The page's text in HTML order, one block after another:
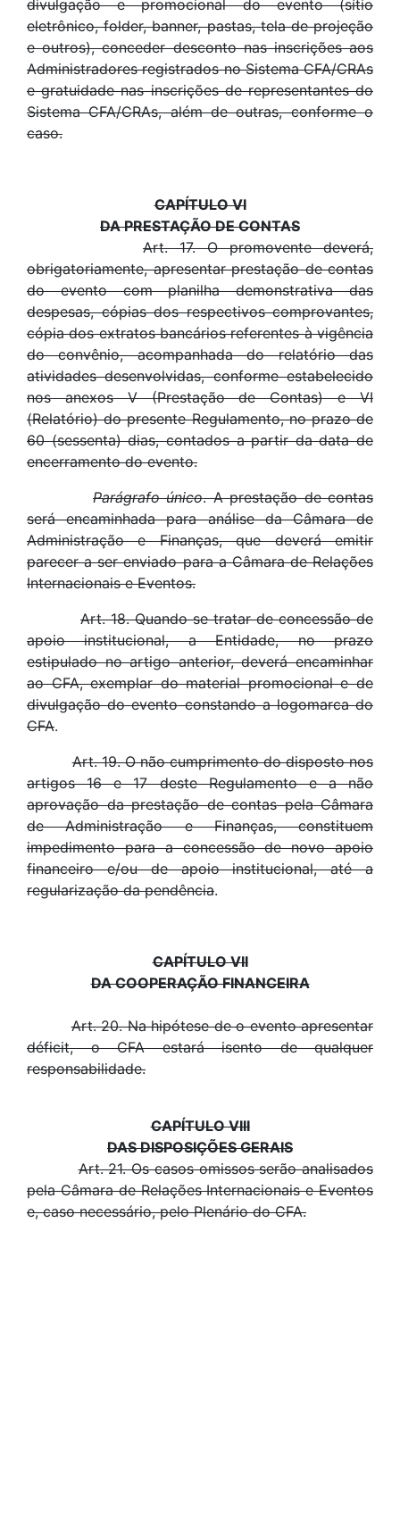
divulgação e promocional do evento (sítio
eletrônico, folder, banner, pastas, tela de projeção
e outros), conceder desconto nas inscrições aos
Administradores registrados no Sistema CFA/CRAs
e gratuidade nas inscrições de representantes do
Sistema CFA/CRAs, além de outras, conforme o
caso.
CAPÍTULO VI
DA PRESTAÇÃO DE CONTAS
Art. 17. O promovente deverá,
obrigatoriamente, apresentar prestação de contas
do evento com planilha demonstrativa das
despesas, cópias dos respectivos comprovantes,
cópia dos extratos bancários referentes à vigência
do convênio, acompanhada do relatório das
atividades desenvolvidas, conforme estabelecido
nos anexos V (Prestação de Contas) e VI
(Relatório) do presente Regulamento, no prazo de
60 (sessenta) dias, contados a partir da data de
encerramento do evento.
Parágrafo único. A prestação de contas
será encaminhada para análise da Câmara de
Administração e Finanças, que deverá emitir
parecer a ser enviado para a Câmara de Relações
Internacionais e Eventos.
Art. 18. Quando se tratar de concessão de
apoio institucional, a Entidade, no prazo
estipulado no artigo anterior, deverá encaminhar
ao CFA, exemplar do material promocional e de
divulgação do evento constando a logomarca do
CFA.
Art. 19. O não cumprimento do disposto nos
artigos 16 e 17 deste Regulamento e a não
aprovação da prestação de contas pela Câmara
de Administração e Finanças, constituem
impedimento para a concessão de novo apoio
financeiro e/ou de apoio institucional, até a
regularização da pendência.
CAPÍTULO VII
DA COOPERAÇÃO FINANCEIRA
Art. 20. Na hipótese de o evento apresentar
déficit, o CFA estará isento de qualquer
responsabilidade.
CAPÍTULO VIII
DAS DISPOSIÇÕES GERAIS
Art. 21. Os casos omissos serão analisados
pela Câmara de Relações Internacionais e Eventos
e, caso necessário, pelo Plenário do CFA.